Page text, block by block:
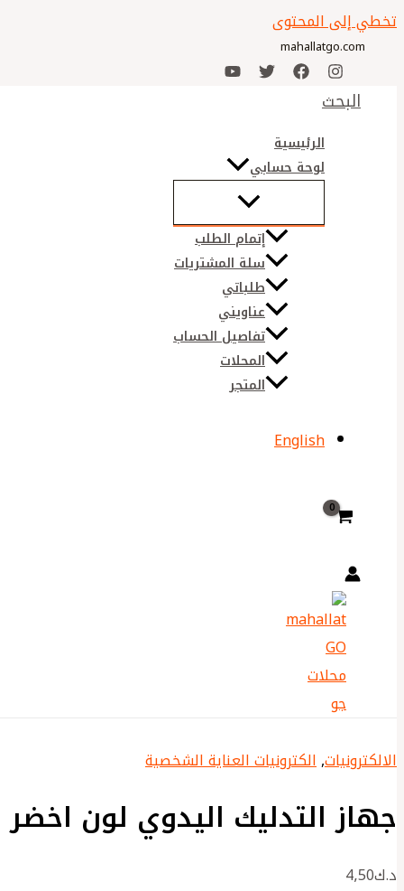
تخطي إلى المحتوى
mahallatgo.com
البحث
الرئيسية
لوحة حسابي
إتمام الطلب
سلة المشتريات
طلباتي
عناويني
تفاصيل الحساب
المحلات
المتجر
English
الالكترونيات,الكترونيات العناية الشخصية
جهاز التدليك اليدوي لون اخضر
د.ك4٫50